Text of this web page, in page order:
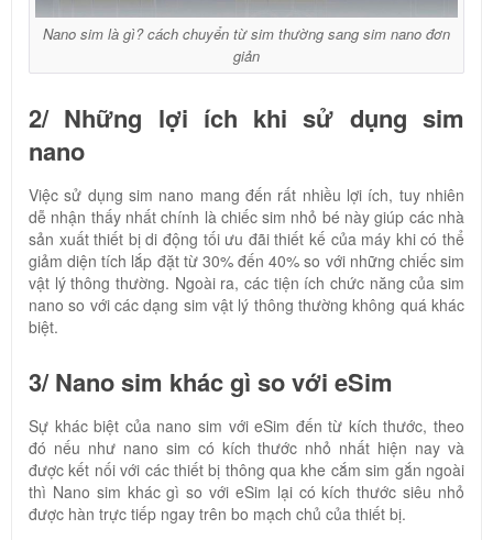
Nano sim là gì? cách chuyển từ sim thường sang sim nano đơn
giản
2/ Những lợi ích khi sử dụng sim
nano
Việc sử dụng sim nano mang đến rất nhiều lợi ích, tuy nhiên
dễ nhận thấy nhất chính là chiếc sim nhỏ bé này giúp các nhà
sản xuất thiết bị di động tối ưu đãi thiết kế của máy khi có thể
giảm diện tích lắp đặt từ 30% đến 40% so với những chiếc sim
vật lý thông thường. Ngoài ra, các tiện ích chức năng của sim
nano so với các dạng sim vật lý thông thường không quá khác
biệt.
3/ Nano sim khác gì so với eSim
Sự khác biệt của nano sim với eSim đến từ kích thước, theo
đó nếu như nano sim có kích thước nhỏ nhất hiện nay và
được kết nối với các thiết bị thông qua khe cắm sim gắn ngoài
thì Nano sim khác gì so với eSim lại có kích thước siêu nhỏ
được hàn trực tiếp ngay trên bo mạch chủ của thiết bị.